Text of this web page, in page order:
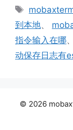
标
签
到本地、
指令输入在哪、
动保存日志有
© 2026